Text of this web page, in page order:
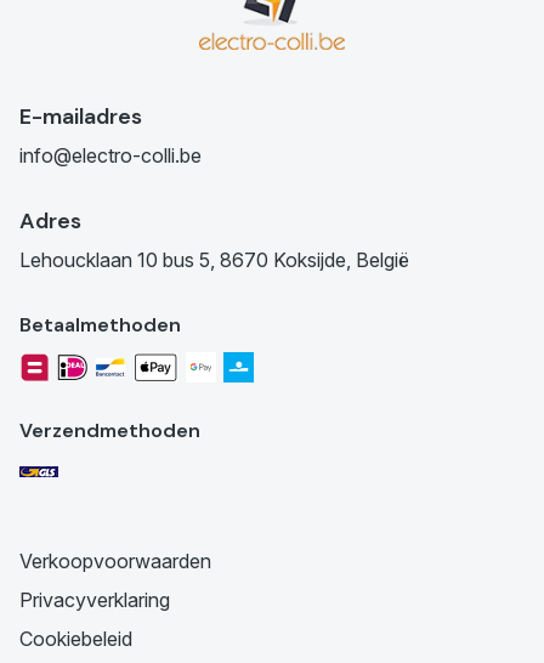
E-mailadres
info@electro-colli.be
Adres
Lehoucklaan 10 bus 5, 8670 Koksijde, België
Betaalmethoden
Verzendmethoden
Verkoopvoorwaarden
Privacyverklaring
Cookiebeleid